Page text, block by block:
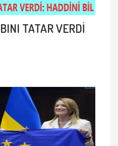
TATAR VERDİ